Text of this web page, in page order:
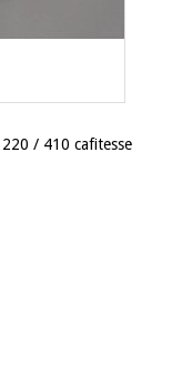
/ 410 cafitesse